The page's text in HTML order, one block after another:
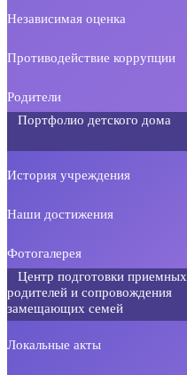
Независимая оценка
Противодействие коррупции
Родители
Портфолио детского дома
История учреждения
Наши достижения
Фотогалерея
Центр подготовки приемных
родителей и сопровождения
замещающих семей
Локальные акты